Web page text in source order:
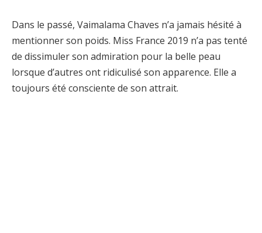
Dans le passé, Vaimalama Chaves n’a jamais hésité à
mentionner son poids. Miss France 2019 n’a pas tenté
de dissimuler son admiration pour la belle peau
lorsque d’autres ont ridiculisé son apparence. Elle a
toujours été consciente de son attrait.